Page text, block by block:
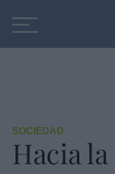
SOCIEDAD
Hacia